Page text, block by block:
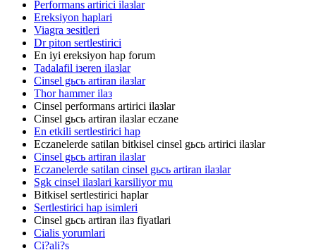
Performans artirici ilaзlar
Ereksiyon haplari
Viagra зesitleri
Dr piton sertlestirici
En iyi ereksiyon hap forum
Tadalafil iзeren ilaзlar
Cinsel gьcь artiran ilaзlar
Thor hammer ilaз
Cinsel performans artirici ilaзlar
Cinsel gьcь artiran ilaзlar eczane
En etkili sertlestirici hap
Eczanelerde satilan bitkisel cinsel gьcь artirici ilaзlar
Cinsel gьcь artiran ilaзlar
Eczanelerde satilan cinsel gьcь artiran ilaзlar
Sgk cinsel ilaзlari karsiliyor mu
Bitkisel sertlestirici haplar
Sertlestirici hap isimleri
Cinsel gьcь artiran ilaз fiyatlari
Cialis yorumlari
Ci?ali?s